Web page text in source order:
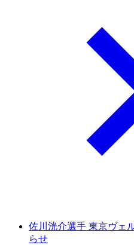
佐川洸介選手 東京ヴェ
らせ